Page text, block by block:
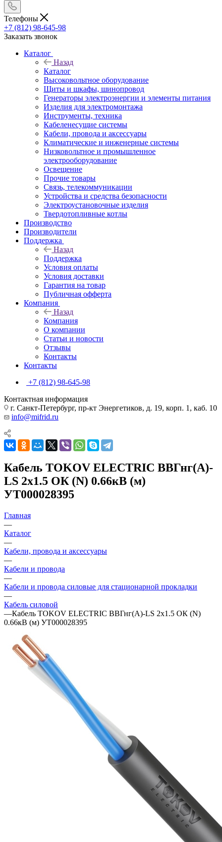
Телефоны
+7 (812) 98-645-98
Заказать звонок
Каталог
Назад
Каталог
Высоковольтное оборудование
Щиты и шкафы, шинопровод
Генераторы электроэнергии и элементы питания
Изделия для электромонтажа
Инструменты, техника
Кабеленесущие системы
Кабели, провода и аксессуары
Климатические и инженерные системы
Низковольтное и промышленное
электрооборудование
Освещение
Прочие товары
Связь, телекоммуникации
Устройства и средства безопасности
Электроустановочные изделия
Твердотопливные котлы
Производство
Производители
Поддержка
Назад
Поддержка
Условия оплаты
Условия доставки
Гарантия на товар
Публичная офферта
Компания
Назад
Компания
О компании
Статьи и новости
Отзывы
Контакты
Контакты
+7 (812) 98-645-98
Контактная информация
г. Санкт-Петербург, пр-кт Энергетиков, д. 19, корп. 1, каб. 10
info@mifrid.ru
Кабель TOKOV ELECTRIC ВВГнг(А)-
LS 2х1.5 ОК (N) 0.66кВ (м)
УТ000028395
Главная
—
Каталог
—
Кабели, провода и аксессуары
—
Кабели и провода
—
Кабели и провода силовые для стационарной прокладки
—
Кабель силовой
—Кабель TOKOV ELECTRIC ВВГнг(А)-LS 2х1.5 ОК (N)
0.66кВ (м) УТ000028395